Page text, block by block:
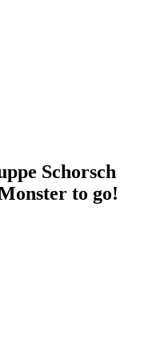
Schorsch
to go!